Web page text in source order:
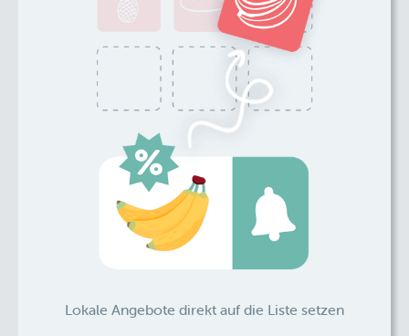
Lokale Angebote direkt auf die Liste setzen